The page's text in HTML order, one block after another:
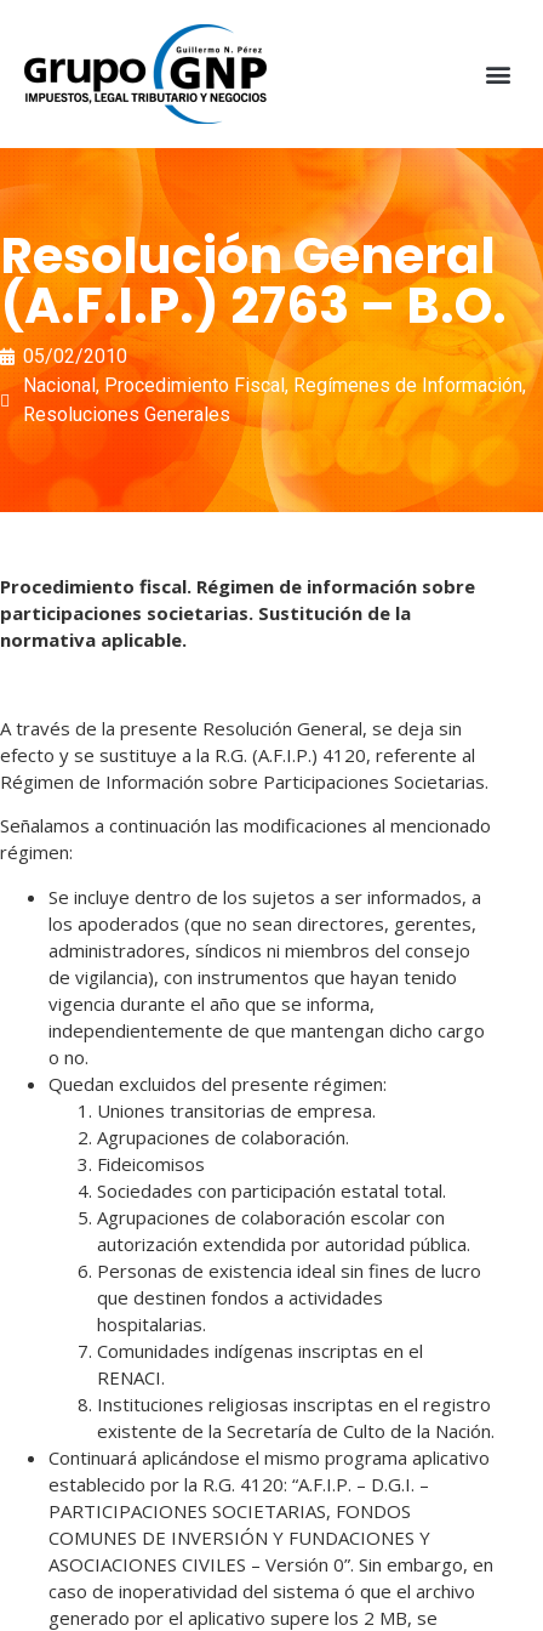
Resolución General
(A.F.I.P.) 2763 – B.O.
05/02/2010
Nacional, Procedimiento Fiscal, Regímenes de Información,
Resoluciones Generales
Procedimiento fiscal. Régimen de información sobre
participaciones societarias. Sustitución de la
normativa aplicable.
A través de la presente Resolución General, se deja sin
efecto y se sustituye a la R.G. (A.F.I.P.) 4120, referente al
Régimen de Información sobre Participaciones Societarias.
Señalamos a continuación las modificaciones al mencionado
régimen:
Se incluye dentro de los sujetos a ser informados, a
los apoderados (que no sean directores, gerentes,
administradores, síndicos ni miembros del consejo
de vigilancia), con instrumentos que hayan tenido
vigencia durante el año que se informa,
independientemente de que mantengan dicho cargo
o no.
Quedan excluidos del presente régimen:
Uniones transitorias de empresa.
Agrupaciones de colaboración.
Fideicomisos
Sociedades con participación estatal total.
Agrupaciones de colaboración escolar con
autorización extendida por autoridad pública.
Personas de existencia ideal sin fines de lucro
que destinen fondos a actividades
hospitalarias.
Comunidades indígenas inscriptas en el
RENACI.
Instituciones religiosas inscriptas en el registro
existente de la Secretaría de Culto de la Nación.
Continuará aplicándose el mismo programa aplicativo
establecido por la R.G. 4120: “A.F.I.P. – D.G.I. –
PARTICIPACIONES SOCIETARIAS, FONDOS
COMUNES DE INVERSIÓN Y FUNDACIONES Y
ASOCIACIONES CIVILES – Versión 0”. Sin embargo, en
caso de inoperatividad del sistema ó que el archivo
generado por el aplicativo supere los 2 MB, se